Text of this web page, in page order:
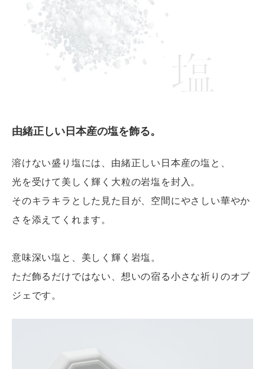
由緒正しい日本産の塩を飾る。
溶けない盛り塩には、由緒正しい日本産の塩と、
光を受けて美しく輝く大粒の岩塩を封入。
そのキラキラとした見た目が、空間にやさしい華やか
さを添えてくれます。
意味深い塩と、美しく輝く岩塩。
ただ飾るだけではない、想いの宿る小さな祈りのオブ
ジェです。